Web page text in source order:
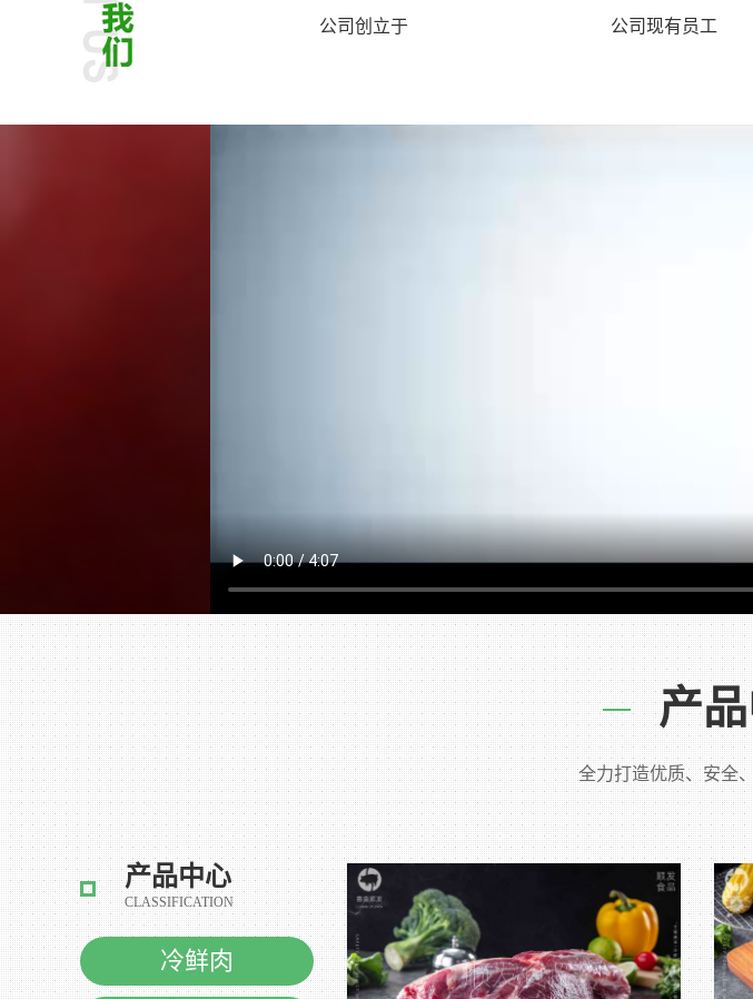
公司创立于 公司现有员工
产
全力打造优质、安全
产品中心
CLASSIFICATION
冷鲜肉